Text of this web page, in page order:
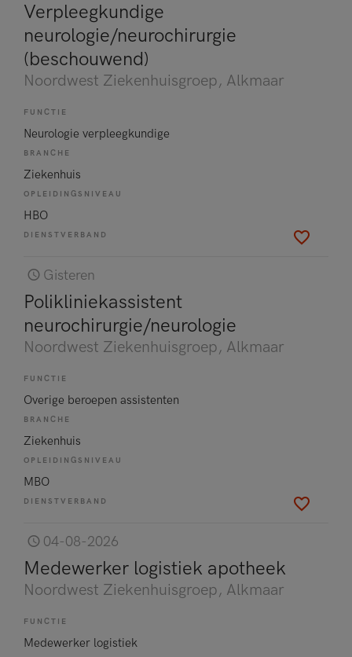
Verpleegkundige
neurologie/neurochirurgie
(beschouwend)
Noordwest Ziekenhuisgroep, Alkmaar
FUNCTIE
Neurologie verpleegkundige
BRANCHE
Ziekenhuis
OPLEIDINGSNIVEAU
HBO
DIENSTVERBAND
Gisteren
Polikliniekassistent
neurochirurgie/neurologie
Noordwest Ziekenhuisgroep, Alkmaar
FUNCTIE
Overige beroepen assistenten
BRANCHE
Ziekenhuis
OPLEIDINGSNIVEAU
MBO
DIENSTVERBAND
04-08-2026
Medewerker logistiek apotheek
Noordwest Ziekenhuisgroep, Alkmaar
FUNCTIE
Medewerker logistiek